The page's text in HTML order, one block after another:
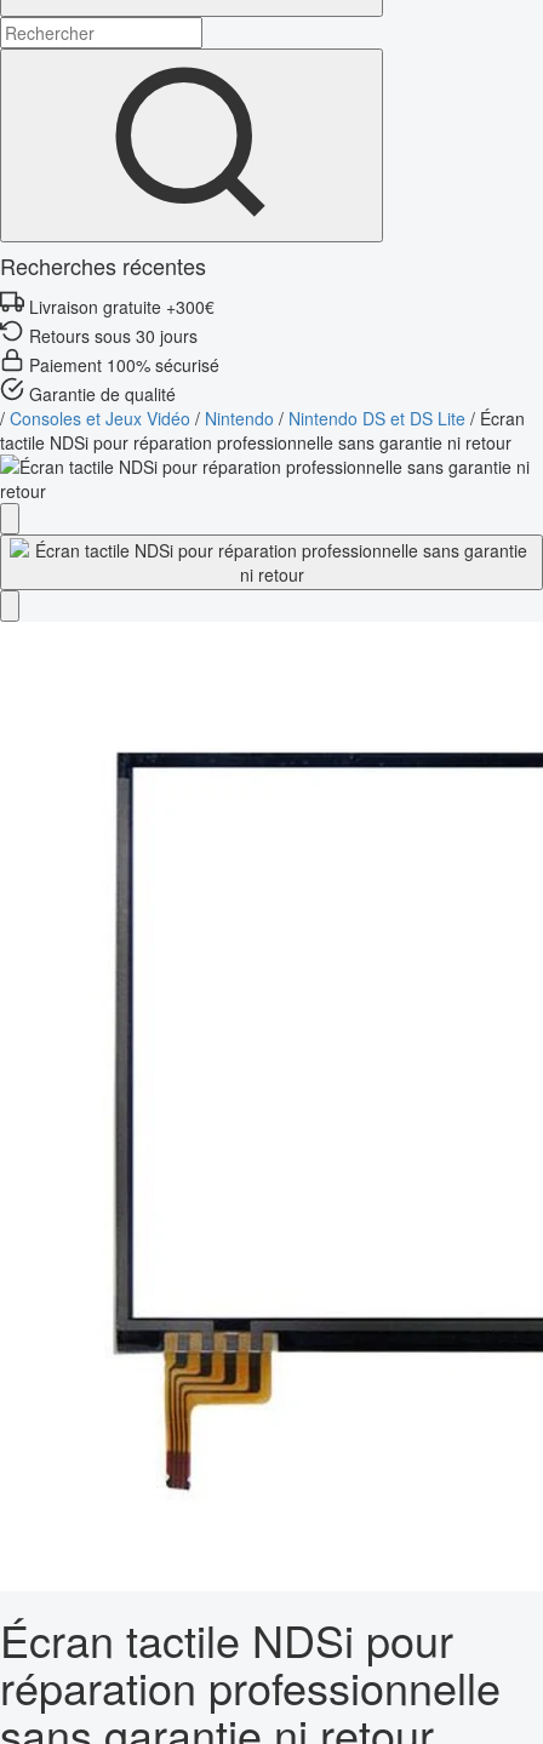
Recherches récentes
Livraison gratuite +300€
Retours sous 30 jours
Paiement 100% sécurisé
Garantie de qualité
/ Consoles et Jeux Vidéo / Nintendo / Nintendo DS et DS Lite / Écran
tactile NDSi pour réparation professionnelle sans garantie ni retour
Écran tactile NDSi pour
réparation professionnelle